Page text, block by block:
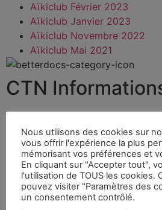
Aïkiclub Février 2023
Aïkiclub Janvier 2023
Aïkiclub Novembre 2022
Aïkiclub Mai 2021
CTN
12
CTN Info n°12
CTN info n°11
CTN info n°10
CTN info n°9
CTN info n°8
CTN info n°7
Nous utilisons des cookies sur
vous offrir l'expérience la plus
mémorisant vos préférences et
En cliquant sur "Accepter tout",
l'utilisation de TOUS les cookies.
pouvez visiter "Paramètres des
un consentement contrôlé.